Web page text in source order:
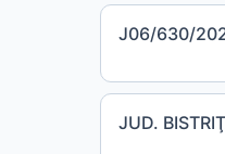
J06/630/
JUD.